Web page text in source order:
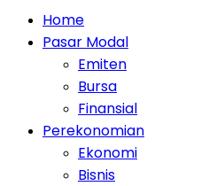
Home
Pasar Modal
Emiten
Bursa
Finansial
Perekonomian
Ekonomi
Bisnis